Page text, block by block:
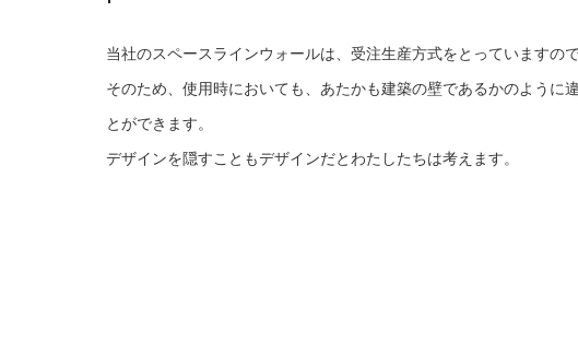
当社のスペースラインウォールは、受注生産方式をとっていますの
そのため、使用時においても、あたかも建築の壁であるかのよう
とができます。
デザインを隠すこともデザインだとわたしたちは考えます。